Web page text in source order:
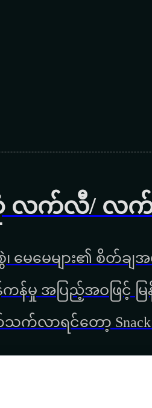
စုံ လက်လီ/ လက်
ေမေများ၏ စိတ်ချအ
းမှန်ကန်မှု အပြည့်အဝဖြ
သက်လာရင်တော့